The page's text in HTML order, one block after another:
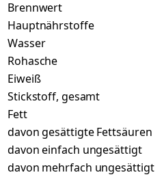
Brennwert
Hauptnährstoffe
Wasser
Rohasche
Eiweiß
Stickstoff, gesamt
Fett
davon gesättigte Fettsäuren
davon einfach ungesättigt
davon mehrfach ungesättigt